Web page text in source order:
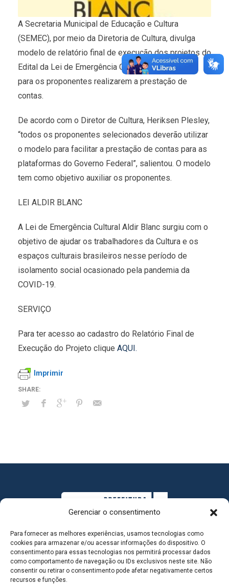
Gerenciar o consentimento
Para fornecer as melhores experiências, usamos tecnologias como
cookies para armazenar e/ou acessar informações do dispositivo. O
consentimento para essas tecnologias nos permitirá processar dados
como comportamento de navegação ou IDs exclusivos neste site. Não
consentir ou retirar o consentimento pode afetar negativamente certos
recursos e funções.
A Secretaria Municipal de Educação e Cultura
(SEMEC), por meio da Diretoria de Cultura, divulga
modelo de relatório final de execução dos projetos do
Edital da Lei de Emergência Cultural como padrão
para os proponentes realizarem a prestação de
contas.
De acordo com o Diretor de Cultura, Heriksen Plesley,
“todos os proponentes selecionados deverão utilizar
o modelo para facilitar a prestação de contas para as
plataformas do Governo Federal”, salientou. O modelo
tem como objetivo auxiliar os proponentes.
LEI ALDIR BLANC
A Lei de Emergência Cultural Aldir Blanc surgiu com o
objetivo de ajudar os trabalhadores da Cultura e os
espaços culturais brasileiros nesse período de
isolamento social ocasionado pela pandemia da
COVID-19.
SERVIÇO
Para ter acesso ao cadastro do Relatório Final de
Execução do Projeto clique AQUI.
Imprimir
MAPA DO SITE